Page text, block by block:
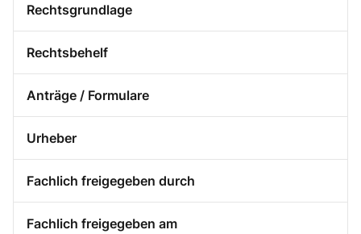
Rechtsgrundlage
Rechtsbehelf
Anträge / Formulare
Urheber
Fachlich freigegeben durch
Fachlich freigegeben am